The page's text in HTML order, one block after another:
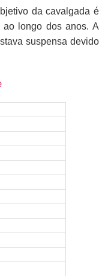
da cavalgada é
ao longo dos anos. A
suspensa devido